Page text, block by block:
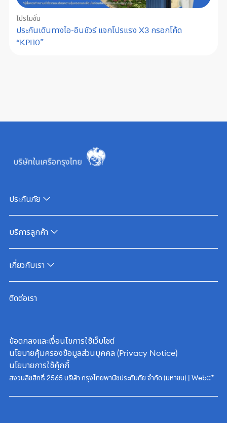
โปรโมชั่น
ประกันเดินทางไอ-อินชัวร์ แจกโปรแรง X3 กรอกโค้ด
“KPI10”
ประกันภัย
บริการลูกค้า
เกี่ยวกับเรา
ติดต่อเรา
ข้อตกลงและเงื่อนไขการใช้เว็บไซต์
นโยบายคุ้มครองข้อมูลส่วนบุคคล (Privacy Notice)
นโยบายการใช้คุ้กกี้
สงวนลิขสิทธิ์ 2565 บริษัท กรุงไทยพานิชประกันภัย จำกัด (มหาชน) | Web::*